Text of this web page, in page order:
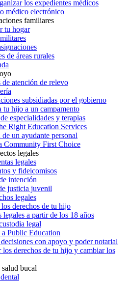
los expedientes médicos
médico electrónico
familiares
tu hogar
de áreas rurales
de atención de relevo
subsidiadas por el gobierno
tu hijo a un campamento
especialidades y terapias
Right Education Services
un ayudante personal
Community First Choice
legales
legales
y fideicomisos
intención
justicia juvenil
legales
derechos de tu hijo
legales a partir de los 18 años
legal
Public Education
con apoyo y poder notarial
los derechos de tu hijo y cambiar los
bucal